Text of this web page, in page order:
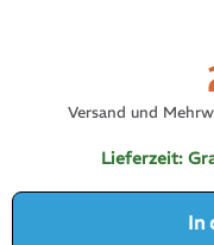
Versand und
Lieferzeit:
In